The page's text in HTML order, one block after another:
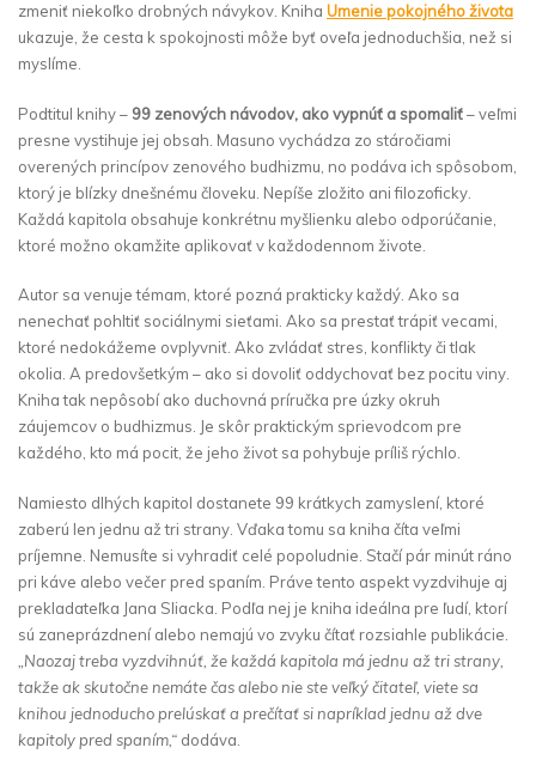
zmeniť niekoľko drobných návykov. Kniha Umenie pokojného života
ukazuje, že cesta k spokojnosti môže byť oveľa jednoduchšia, než si
myslíme.
Podtitul knihy – 99 zenových návodov, ako vypnúť a spomaliť– veľmi
presne vystihuje jej obsah. Masuno vychádza zo stáročiami
overených princípov zenového budhizmu, no podáva ich spôsobom,
ktorý je blízky dnešnému človeku. Nepíše zložito ani filozoficky.
Každá kapitola obsahuje konkrétnu myšlienku alebo odporúčanie,
ktoré možno okamžite aplikovať v každodennom živote.
Autor sa venuje témam, ktoré pozná prakticky každý. Ako sa
nenechať pohltiť sociálnymi sieťami. Ako sa prestať trápiť vecami,
ktoré nedokážeme ovplyvniť. Ako zvládať stres, konflikty či tlak
okolia. A predovšetkým – ako si dovoliť oddychovať bez pocitu viny.
Kniha tak nepôsobí ako duchovná príručka pre úzky okruh
záujemcov o budhizmus. Je skôr praktickým sprievodcom pre
každého, kto má pocit, že jeho život sa pohybuje príliš rýchlo.
Namiesto dlhých kapitol dostanete 99 krátkych zamyslení, ktoré
zaberú len jednu až tri strany. Vďaka tomu sa kniha číta veľmi
príjemne. Nemusíte si vyhradiť celé popoludnie. Stačí pár minút ráno
pri káve alebo večer pred spaním. Práve tento aspekt vyzdvihuje aj
prekladateľka Jana Sliacka. Podľa nej je kniha ideálna pre ľudí, ktorí
sú zaneprázdnení alebo nemajú vo zvyku čítať rozsiahle publikácie.
„Naozaj treba vyzdvihnúť, že každá kapitola má jednu až tri strany,
takže ak skutočne nemáte čas alebo nie ste veľký čitateľ, viete sa
knihou jednoducho prelúskať a prečítať si napríklad jednu až dve
kapitoly pred spaním,“ dodáva.